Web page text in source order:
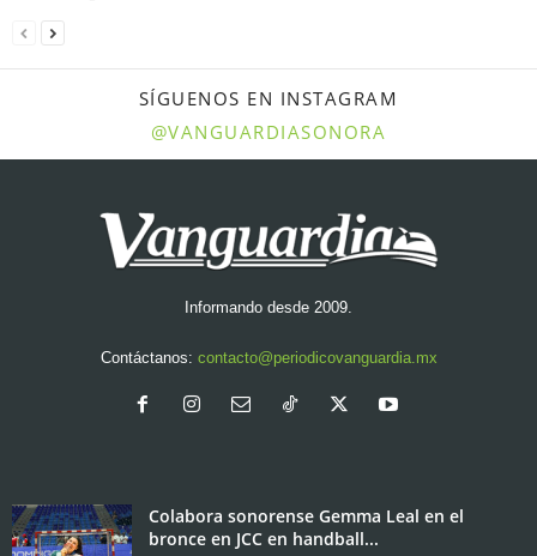
SÍGUENOS EN INSTAGRAM
@VANGUARDIASONORA
Informando desde 2009.
Contáctanos: contacto@periodicovanguardia.mx
Colabora sonorense Gemma Leal en el
bronce en JCC en handball...